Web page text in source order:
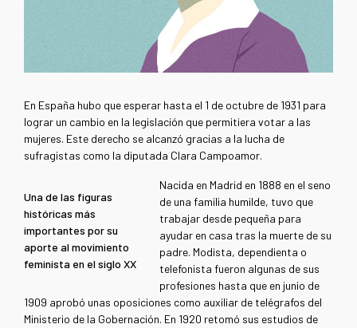
En España hubo que esperar hasta el 1 de octubre de 1931 para
lograr un cambio en la legislación que permitiera votar a las
mujeres. Este derecho se alcanzó gracias a la lucha de
sufragistas como la diputada Clara Campoamor.
Una de las figuras
históricas más
importantes por su
aporte al movimiento
feminista en el siglo XX
Nacida en Madrid en 1888 en el seno
de una familia humilde, tuvo que
trabajar desde pequeña para
ayudar en casa tras la muerte de su
padre. Modista, dependienta o
telefonista fueron algunas de sus
profesiones hasta que en junio de
1909 aprobó unas oposiciones como auxiliar de telégrafos del
Ministerio de la Gobernación. En 1920 retomó sus estudios de